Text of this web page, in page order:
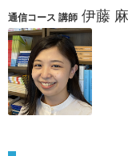
通信コース 講師 伊藤